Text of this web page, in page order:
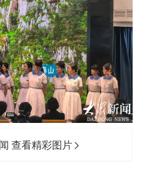
查看精彩图片